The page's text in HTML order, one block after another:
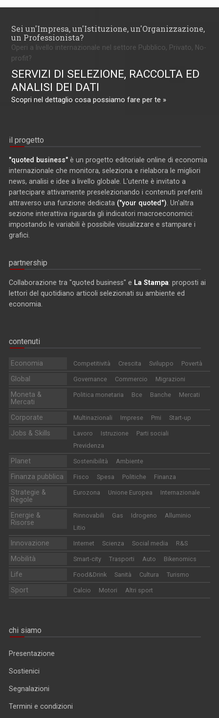
Sei un'Impresa, un'Istituzione, un'Organizzazione,
un Professionista?
Operi a livello internazionale nel settore Pubblico, Privato, No-
profit?
SERVIZI DI SELEZIONE, RACCOLTA ED
ANALISI DEI DATI
Scopri nel dettaglio cosa possiamo fare per te »
il progetto
"quoted business" è un progetto editoriale online di economia
internazionale che monitora, seleziona e rielabora le migliori
news, analisi e idee a livello globale. L'utente è invitato a
partecipare attivamente preselezionando i contenuti preferiti
attraverso una funzione dedicata ("your quoted"). Un'altra
sezione interattiva riguarda gli indicatori macroeconomici:
impostando le variabili è possibile visualizzare e stampare i
grafici.
partnership
Collaborazione tra "quoted business" e La Stampa: proposti ai
lettori del quotidiano articoli selezionati su ambiente ed
economia.
contenuti
Economia Competitività Crescita Sviluppo Povertà
Global Governance Commercio Migrazioni
Moneta &
Mercati
Politica monetaria Bce Banche Mercati
Corporate Multinazionali Imprese Pmi Start-up
Jobs & Skills Lavoro Istruzione
Parti sociali
Previdenza
Planet Sostenibilità Ambiente
Finanza pubblica Fisco Spesa Politiche Finanza
Strategie &
Regole
Eurozona Unione Europea Internazionale
Energie &
Risorse
Rinnovabili Gas Idrogeno
Alluminio
Litio
Innovazione Internet Scienza Social media R&S
Mobilità Smart-city Trasporti Auto Bikenomics
Life Food&Drink Sanità Cultura Turismo
Sport Calcio Motori Altri sport
chi siamo
Presentazione
Sostienici
Segnalazioni
Termini e condizioni